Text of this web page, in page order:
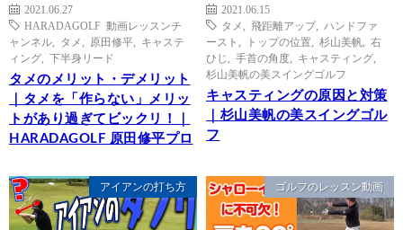
2021.06.27
HARADAGOLF 動画レッスンチ
ャンネル
タメ 原田修平
キャステ
ィング
下半身リード
タメのメリット・デメリット
｜タメを「作らない」メリッ
トがあり過ぎてビックリ！｜
HARADAGOLF 原田修平プロ
2021.06.15
タメ
飛距離アップ, ハンドファ
ースト
トップの位置 杉山美帆
右
ひじ
手首の角度 キャスティング
杉山美帆の美スイングゴルフ
キャスティングの原因と対策
｜杉山美帆の美スイングゴル
フ
アイアンの打ち方 ゴルフのレッスン動画